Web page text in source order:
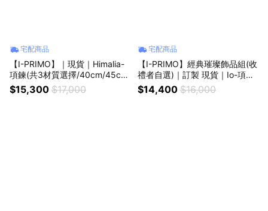
宅配商品
【I-PRIMO】｜現貨｜Himalia-
項鍊(共3材質選擇/40cm/45c
m)§生日禮物 紀念禮物 情人節禮
物
$15,300 $17,000
宅配商品
【I-PRIMO】經典璀璨飾品組(收
禮者自選)｜訂製 現貨｜Io-項
鍊、針式耳環(40cm/共3材質)§
生日禮物 紀念禮物 情人節禮物
$14,400 $16,000